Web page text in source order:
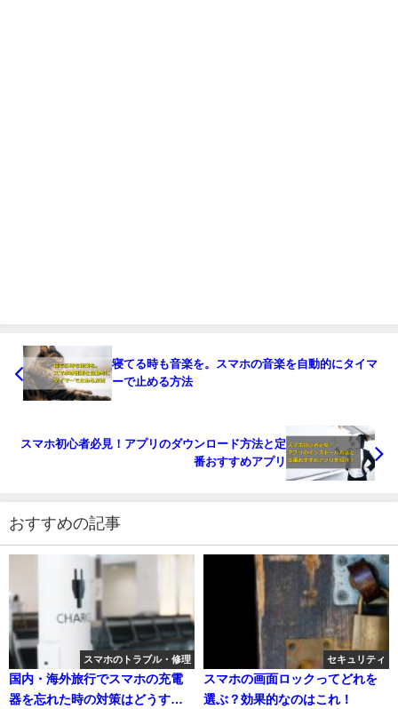
寝てる時も音楽を。スマホの音楽を自動的にタイマ
ーで止める方法
スマホ初心者必見！アプリのダウンロード方法と定
番おすすめアプリ
おすすめの記事
スマホのトラブル・修理
国内・海外旅行でスマホの充電
器を忘れた時の対策はどうす
セキュリティ
スマホの画面ロックってどれを
選ぶ？効果的なのはこれ！